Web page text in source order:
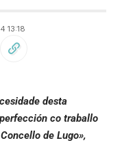
13:18
desta
co traballo
de Lugo»,